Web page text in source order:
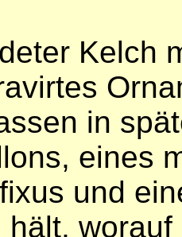
Kelch
in
eines
und
hält,